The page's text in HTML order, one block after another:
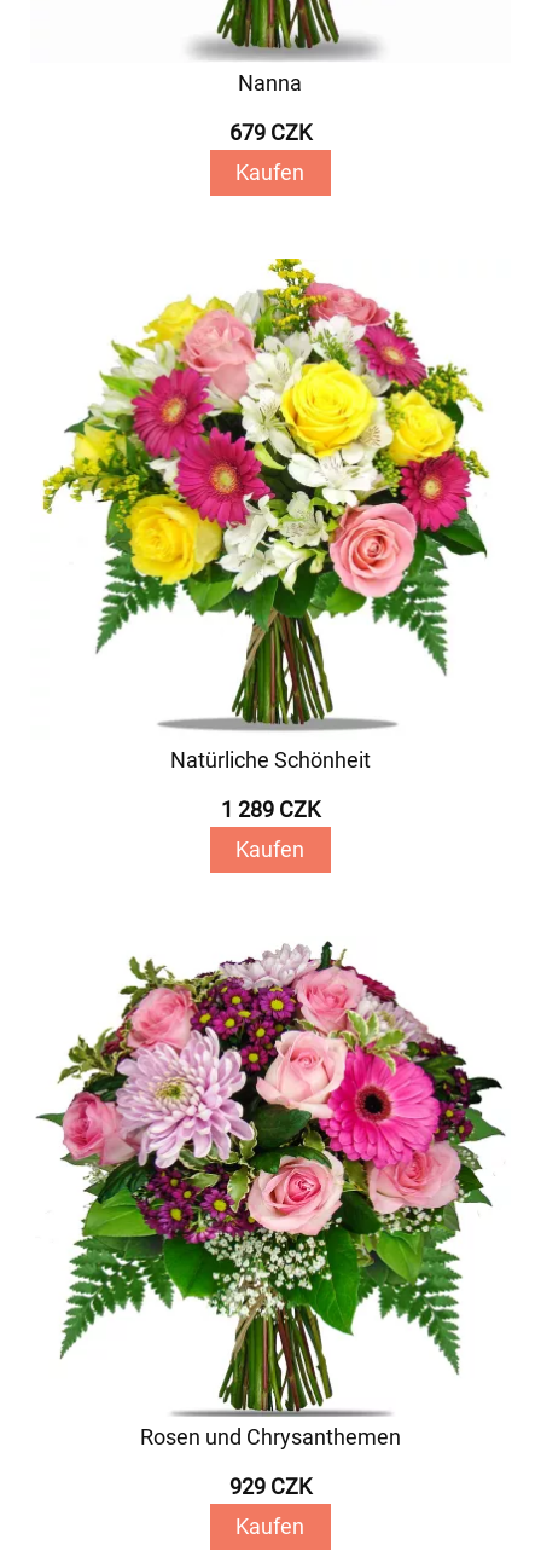
Nanna
679 CZK
Kaufen
Natürliche Schönheit
1 289 CZK
Kaufen
Rosen und Chrysanthemen
929 CZK
Kaufen